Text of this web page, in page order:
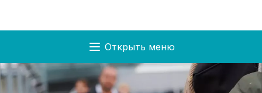
Открыть меню